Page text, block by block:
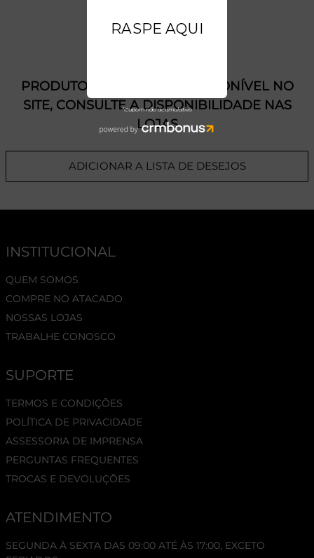
PRODUTO SEM ESTOQUE DÍSPONÍVEL NO
SITE, CONSULTE A DISPONIBILIDADE NAS
LOJAS
ADICIONAR A LISTA DE DESEJOS
INSTITUCIONAL
QUEM SOMOS
COMPRE NO ATACADO
NOSSAS LOJAS
TRABALHE CONOSCO
SUPORTE
TERMOS E CONDIÇÕES
POLÍTICA DE PRIVACIDADE
ASSESSORIA DE IMPRENSA
PERGUNTAS FREQUENTES
TROCAS E DEVOLUÇÕES
ATENDIMENTO
SEGUNDA À SEXTA DAS 09:00 ATÉ ÀS 17:00, EXCETO